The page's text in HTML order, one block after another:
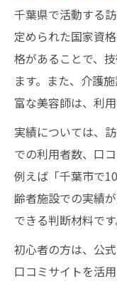
千葉県で活動する
定められた国家資
格があることで、
ます。また、介護
富な美容師は、利
実績については、
での利用者数、口
例えば「千葉市で
齢者施設での実績
できる判断材料です
初心者の方は、公
口コミサイトを活